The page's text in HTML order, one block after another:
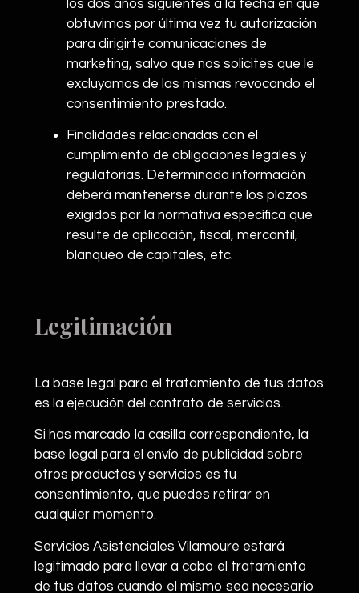
los dos años siguientes a la fecha en que
obtuvimos por última vez tu autorización
para dirigirte comunicaciones de
marketing, salvo que nos solicites que le
excluyamos de las mismas revocando el
consentimiento prestado.
Finalidades relacionadas con el
cumplimiento de obligaciones legales y
regulatorias. Determinada información
deberá mantenerse durante los plazos
exigidos por la normativa específica que
resulte de aplicación, fiscal, mercantil,
blanqueo de capitales, etc.
Legitimación
La base legal para el tratamiento de tus datos
es la ejecución del contrato de servicios.
Si has marcado la casilla correspondiente, la
base legal para el envío de publicidad sobre
otros productos y servicios es tu
consentimiento, que puedes retirar en
cualquier momento.
Servicios Asistenciales Vilamoure estará
legitimado para llevar a cabo el tratamiento
de tus datos cuando el mismo sea necesario